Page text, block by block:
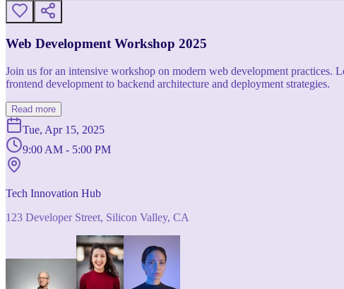
Web Development Workshop 2025
Join us for an intensive workshop on modern web development practices.
frontend development to backend architecture and deployment strategies.
Read more
Tue, Apr 15, 2025
9:00 AM - 5:00 PM
Tech Innovation Hub
123 Developer Street, Silicon Valley, CA